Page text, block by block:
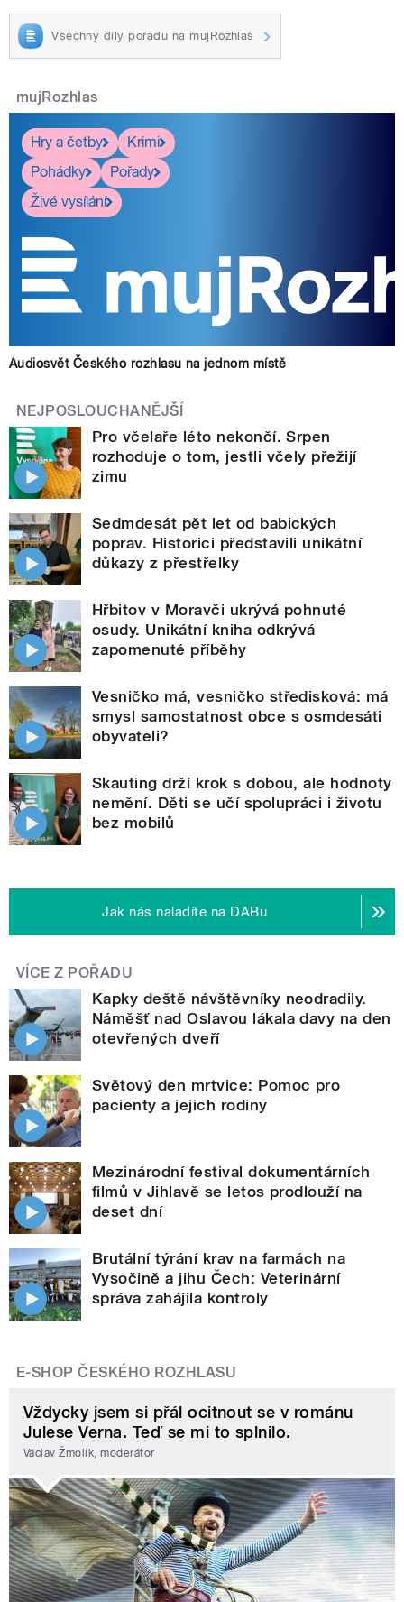
Všechny díly pořadu na mujRozhlas
mujRozhlas
Hry a četby
Krimi
Pohádky
Pořady
Živé vysílání
Audiosvět Českého rozhlasu na jednom místě
NEJPOSLOUCHANĚJŠÍ
Pro včelaře léto nekončí. Srpen
rozhoduje o tom, jestli včely přežijí
zimu
Sedmdesát pět let od babických
poprav. Historici představili unikátní
důkazy z přestřelky
Hřbitov v Moravči ukrývá pohnuté
osudy. Unikátní kniha odkrývá
zapomenuté příběhy
Vesničko má, vesničko středisková: má
smysl samostatnost obce s osmdesáti
obyvateli?
Skauting drží krok s dobou, ale hodnoty
nemění. Děti se učí spolupráci i životu
bez mobilů
Jak nás naladíte na DABu
VÍCE Z POŘADU
Kapky deště návštěvníky neodradily.
Náměšť nad Oslavou lákala davy na den
otevřených dveří
Světový den mrtvice: Pomoc pro
pacienty a jejich rodiny
Mezinárodní festival dokumentárních
filmů v Jihlavě se letos prodlouží na
deset dní
Brutální týrání krav na farmách na
Vysočině a jihu Čech: Veterinární
správa zahájila kontroly
E-SHOP ČESKÉHO ROZHLASU
Vždycky jsem si přál ocitnout se v románu
Julese Verna. Teď se mi to splnilo.
Václav Žmolík, moderátor